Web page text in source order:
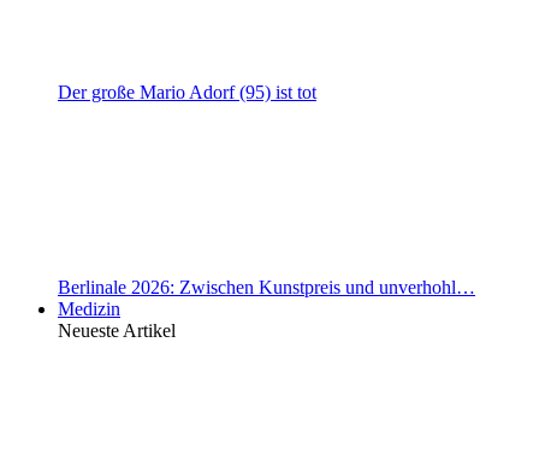
Der große Mario Adorf (95) ist tot
Berlinale 2026: Zwischen Kunstpreis und unverhohl…
Medizin
Neueste Artikel